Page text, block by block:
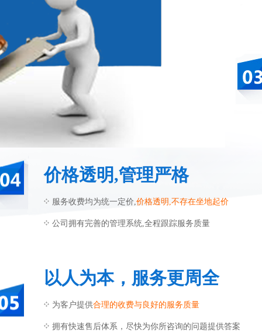
价格透明,管理严格
服务收费均为统一定价,价格透明,不存在坐地起价
公司拥有完善的管理系统,全程跟踪服务质量
以人为本，服务更周全
为客户提供合理的收费与良好的服务质量
拥有快速售后体系，尽快为你所咨询的问题提供答案